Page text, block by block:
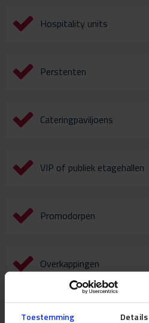
Toestemming Details
Hospitality units
Perstenten
Cateringpaviljoens
VIP of publiek etagehallen
Promodorpen
Overkappingen
Campingfaciliteiten